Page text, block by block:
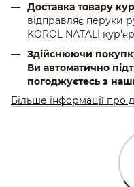
Доставка товару
відправляє перуки
KOROL NATALI
Здійснюючи
Ви автоматично
погоджуєтесь з
Більше інформації про